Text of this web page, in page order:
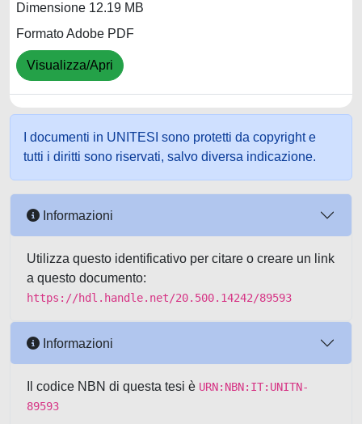
Dimensione 12.19 MB
Formato Adobe PDF
Visualizza/Apri
I documenti in UNITESI sono protetti da copyright e
tutti i diritti sono riservati, salvo diversa indicazione.
Informazioni
Utilizza questo identificativo per citare o creare un link
a questo documento:
https://hdl.handle.net/20.500.14242/89593
Informazioni
Il codice NBN di questa tesi è URN:NBN:IT:UNITN-
89593